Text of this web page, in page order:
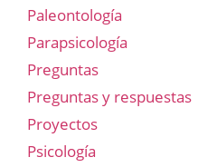
Paleontología
Parapsicología
Preguntas
Preguntas y respuestas
Proyectos
Psicología